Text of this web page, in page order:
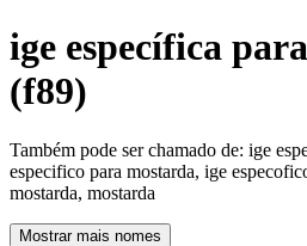
ige específica
(f89)
Também pode ser chamado de: ige
especifico para mostarda, ige
mostarda, mostarda
Mostrar mais nomes